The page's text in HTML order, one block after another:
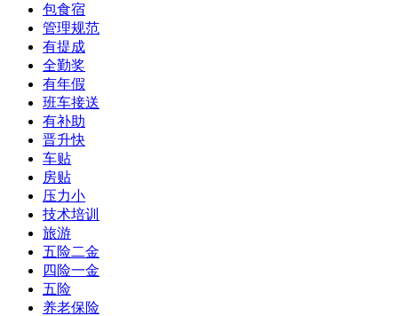
包食宿
管理规范
有提成
全勤奖
有年假
班车接送
有补助
晋升快
车贴
房贴
压力小
技术培训
旅游
五险二金
四险一金
五险
养老保险